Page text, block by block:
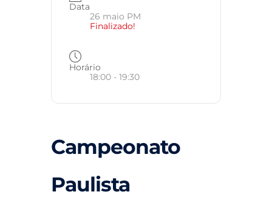
Data
26 maio PM
Finalizado!
Horário
18:00 - 19:30
Campeonato
Paulista